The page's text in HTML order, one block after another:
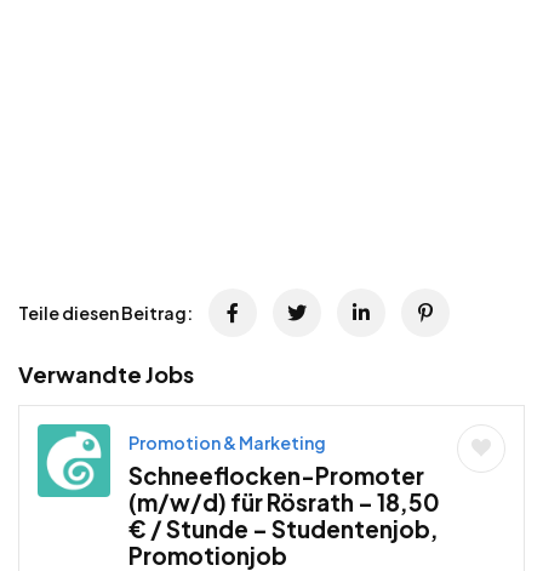
Teile diesen Beitrag:
Verwandte Jobs
Promotion & Marketing
Schneeflocken-Promoter
(m/w/d) für Rösrath – 18,50
€ / Stunde – Studentenjob,
Promotionjob